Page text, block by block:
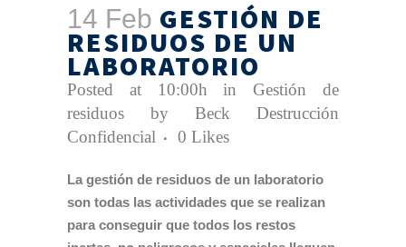
14 Feb GESTIÓN DE
RESIDUOS DE UN
LABORATORIO
Posted at 10:00h inGestión de
residuos
by Beck Destrucción
Confidencial
0 Likes
La gestión de residuos de un laboratorio
son todas las actividades que se realizan
para conseguir que todos los restos